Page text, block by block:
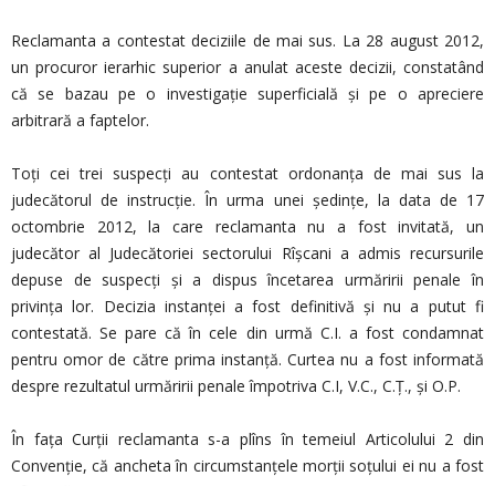
Reclamanta a contestat deciziile de mai sus. La 28 august 2012,
un procuror ierarhic superior a anulat aceste decizii, constatând
că se bazau pe o investigație superficială și pe o apreciere
arbitrară a faptelor.
Toți cei trei suspecți au contestat ordonanța de mai sus la
judecătorul de instrucție. În urma unei şedinţe, la data de 17
octombrie 2012, la care reclamanta nu a fost invitată, un
judecător al Judecătoriei sectorului Rîșcani a admis recursurile
depuse de suspecți și a dispus încetarea urmăririi penale în
privința lor. Decizia instanței a fost definitivă și nu a putut fi
contestată. Se pare că în cele din urmă C.I. a fost condamnat
pentru omor de către prima instanță. Curtea nu a fost informată
despre rezultatul urmăririi penale împotriva C.I, V.C., C.Ț., și O.P.
În fața Curții reclamanta s-a plîns în temeiul Articolului 2 din
Convenție, că ancheta în circumstanțele morții soțului ei nu a fost